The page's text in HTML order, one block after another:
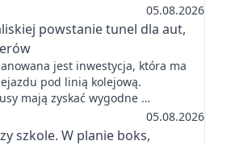
05.08.2026
powstanie tunel dla aut,
jest inwestycja, która ma
pod linią kolejową.
mają zyskać wygodne …
05.08.2026
szkole. W planie boks,